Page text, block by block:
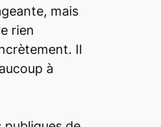
mais
rien
Il
à